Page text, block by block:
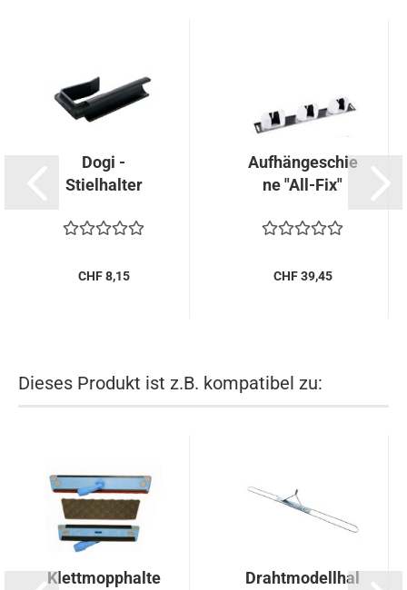
Dogi -
Stielhalter
CHF 8,15
Aufhängeschie
ne "All-Fix"
CHF 39,45
Dieses Produkt ist z.B. kompatibel zu:
Klettmopphalte
Drahtmodellhal